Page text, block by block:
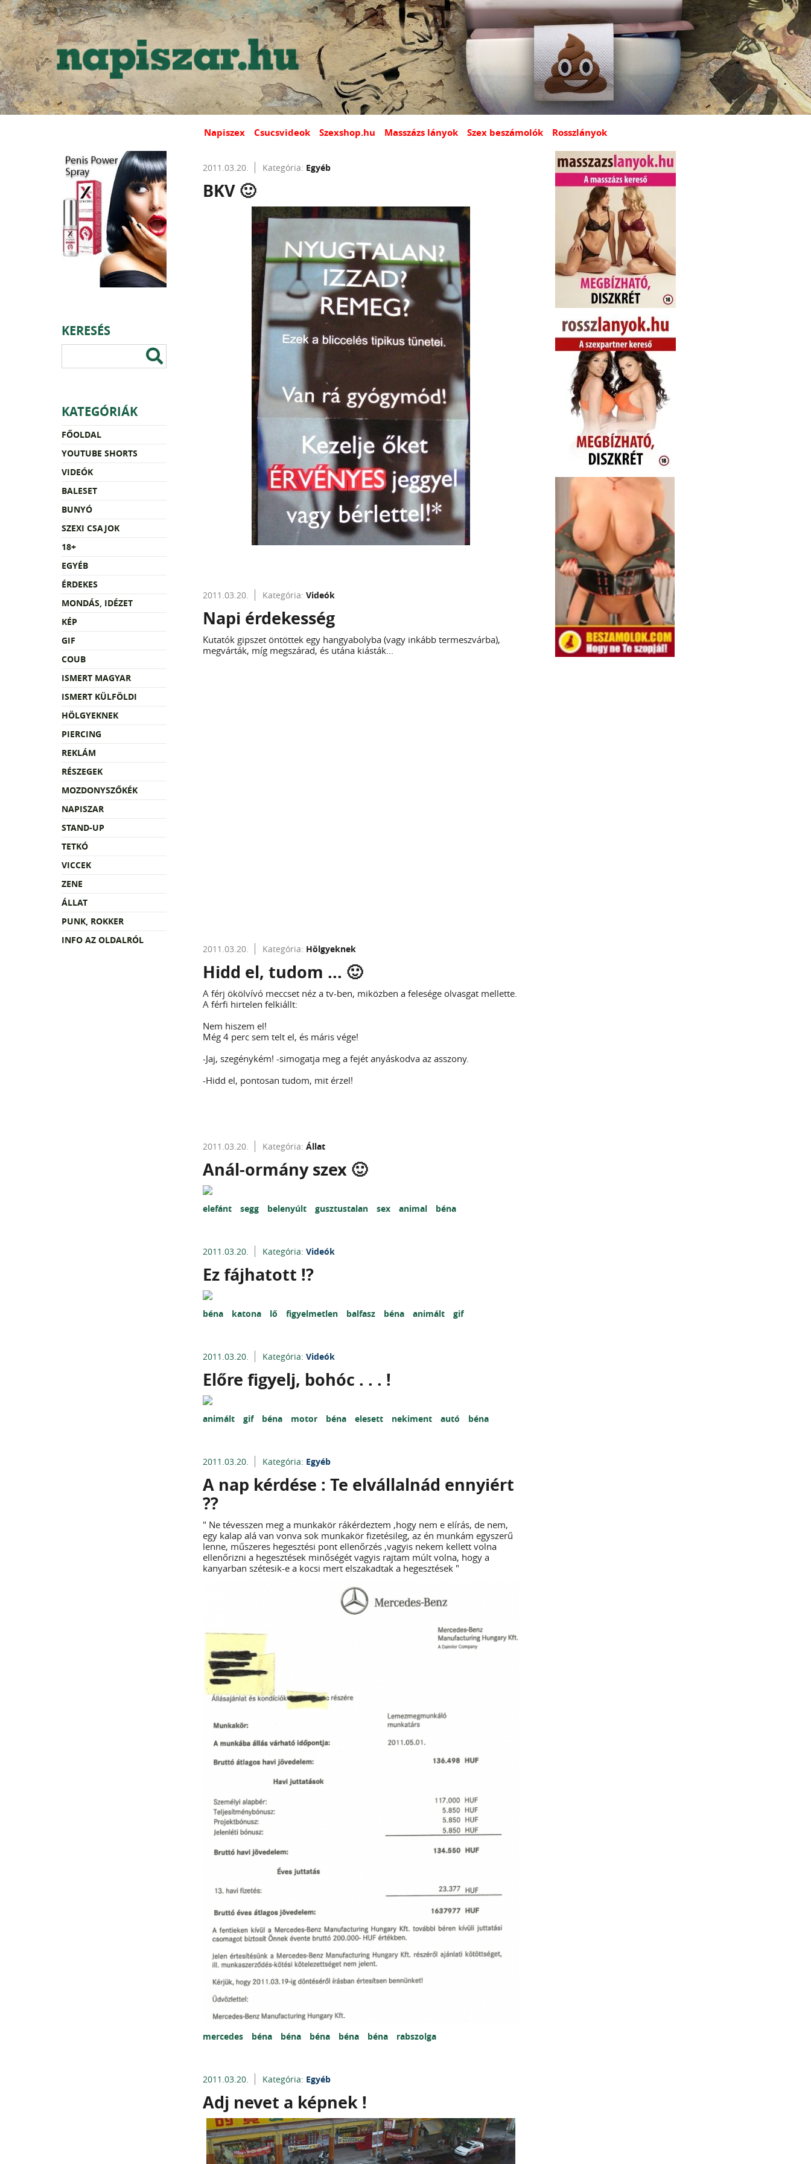
Napiszex Csucsvideok Szexshop.hu Masszázs lányok Szex beszámolók Rosszlányok
KERESÉS
KATEGÓRIÁK
FŐOLDAL
YOUTUBE SHORTS
VIDEÓK
BALESET
BUNYÓ
SZEXI CSAJOK
18+
EGYÉB
ÉRDEKES
MONDÁS, IDÉZET
KÉP
GIF
COUB
ISMERT MAGYAR
ISMERT KÜLFÖLDI
HÖLGYEKNEK
PIERCING
REKLÁM
RÉSZEGEK
MOZDONYSZŐKÉK
NAPISZAR
STAND-UP
TETKÓ
VICCEK
ZENE
ÁLLAT
PUNK, ROKKER
INFO AZ OLDALRÓL
2011.03.20. Kategória: Egyéb
BKV 🙂
2011.03.20. Kategória: Videók
Napi érdekesség
Kutatók gipszet öntöttek egy hangyabolyba (vagy inkább termeszvárba),
megvárták, míg megszárad, és utána kiásták...
2011.03.20. Kategória: Hölgyeknek
Hidd el, tudom ... 🙂
A férj ökölvívó meccset néz a tv-ben, miközben a felesége olvasgat mellette.
A férfi hirtelen felkiállt:
Nem hiszem el!
Még 4 perc sem telt el, és máris vége!
-Jaj, szegénykém! -simogatja meg a fejét anyáskodva az asszony.
-Hidd el, pontosan tudom, mit érzel!
2011.03.20. Kategória: Állat
Anál-ormány szex 🙂
elefánt segg belenyúlt gusztustalan sex animal béna
2011.03.20. Kategória: Videók
Ez fájhatott !?
béna katona lő figyelmetlen balfasz béna animált gif
2011.03.20. Kategória: Videók
Előre figyelj, bohóc . . . !
animált gif béna motor béna elesett nekiment autó béna
2011.03.20. Kategória: Egyéb
A nap kérdése : Te elvállalnád ennyiért
??
" Ne tévesszen meg a munkakör rákérdeztem ,hogy nem e elírás, de nem,
egy kalap alá van vonva sok munkakör fizetésileg, az én munkám egyszerű
lenne, műszeres hegesztési pont ellenőrzés ,vagyis nekem kellett volna
ellenőrizni a hegesztések minőségét vagyis rajtam múlt volna, hogy a
kanyarban szétesik-e a kocsi mert elszakadtak a hegesztések "
mercedes béna béna béna béna béna rabszolga
2011.03.20. Kategória: Egyéb
Adj nevet a képnek !